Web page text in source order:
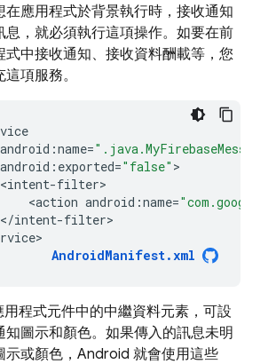
在應用程式於背景執行時，接收通知
息，就必須執行這項操作。如要在前
式中接收通知、接收資料酬載等，您
項服務。
android :name=
android : exported="false"
<intent-filter
<action android :name=
</intent-filter>
AndroidManifest.xml
用程式元件中的中繼資料元素，可設
知圖示和顏色。如果傳入的訊息未明
示或顏色，Android 就會使用這些